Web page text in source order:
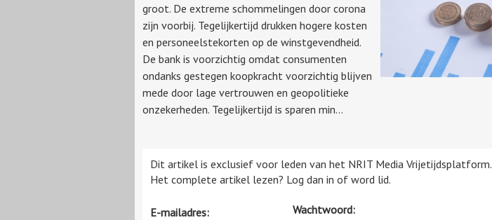
groot. De extreme schommelingen door corona
zijn voorbij. Tegelijkertijd drukken hogere kosten
en personeelstekorten op de winstgevendheid.
De bank is voorzichtig omdat consumenten
ondanks gestegen koopkracht voorzichtig blijven
mede door lage vertrouwen en geopolitieke
onzekerheden. Tegelijkertijd is sparen min...
Dit artikel is exclusief voor leden van het NRIT Media Vrijetijdsplatform.
Het complete artikel lezen? Log dan in of word lid.
E-mailadres: Wachtwoord: